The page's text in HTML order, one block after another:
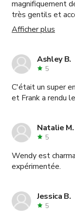
magnifiquement
très gentils et
ajuster l'espace
Afficher plus
Ashley B.
5
C'était un super
et Frank a rendu
Natalie M.
5
Wendy est
expérimentée.
Jessica B.
5